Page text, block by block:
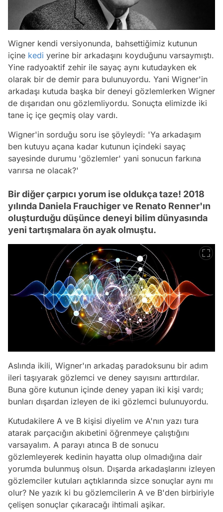
Wigner kendi versiyonunda, bahsettiğimiz kutunun
içine kedi yerine bir arkadaşını koyduğunu varsaymıştı.
Yine radyoaktif zehir ile sayaç aynı kutudayken ek
olarak bir de demir para bulunuyordu. Yani Wigner'in
arkadaşı kutuda başka bir deneyi gözlemlerken Wigner
de dışarıdan onu gözlemliyordu. Sonuçta elimizde iki
tane iç içe geçmiş olay vardı.
Wigner'in sorduğu soru ise şöyleydi: 'Ya arkadaşım
ben kutuyu açana kadar kutunun içindeki sayaç
sayesinde durumu 'gözlemler' yani sonucun farkına
varırsa ne olacak?'
Bir diğer çarpıcı yorum ise oldukça taze! 2018
yılında Daniela Frauchiger ve Renato Renner'ın
oluşturduğu düşünce deneyi bilim dünyasında
yeni tartışmalara ön ayak olmuştu.
Aslında ikili, Wigner'ın arkadaş paradoksunu bir adım
ileri taşıyarak gözlemci ve deney sayısını arttırdılar.
Buna göre kutunun içinde deney yapan iki kişi vardı;
bunları dışardan izleyen de iki gözlemci bulunuyordu.
Kutudakilere A ve B kişisi diyelim ve A'nın yazı tura
atarak parçacığın akıbetini öğrenmeye çalıştığını
varsayalım. A parayı atınca B de sonucu
gözlemleyerek kedinin hayatta olup olmadığına dair
yorumda bulunmuş olsun. Dışarda arkadaşlarını izleyen
gözlemciler kutuları açtıklarında sizce sonuçlar aynı mı
olur? Ne yazık ki bu gözlemcilerin A ve B'den birbiriyle
çelişen sonuçlar çıkaracağı ihtimali aşikar.